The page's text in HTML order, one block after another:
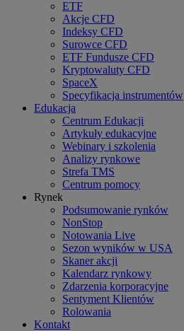
ETF
Akcje CFD
Indeksy CFD
Surowce CFD
ETF Fundusze CFD
Kryptowaluty CFD
SpaceX
Specyfikacja instrumentów
Edukacja
Centrum Edukacji
Artykuły edukacyjne
Webinary i szkolenia
Analizy rynkowe
Strefa TMS
Centrum pomocy
Rynek
Podsumowanie rynków
NonStop
Notowania Live
Sezon wyników w USA
Skaner akcji
Kalendarz rynkowy
Zdarzenia korporacyjne
Sentyment Klientów
Rolowania
Kontakt